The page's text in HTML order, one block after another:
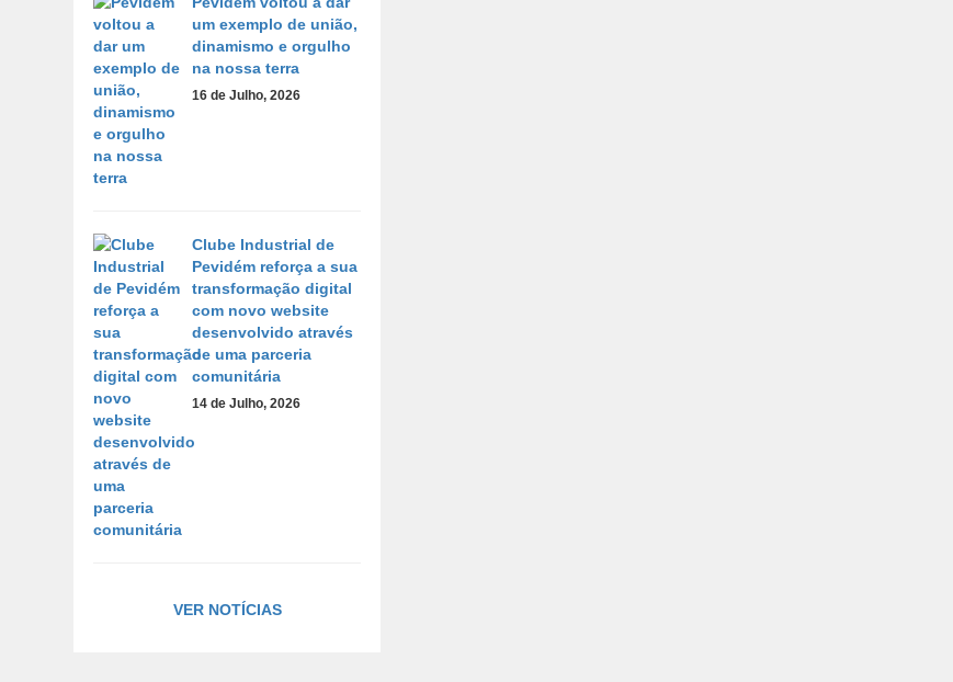
um exemplo de união,
dinamismo e orgulho
na nossa terra
16 de Julho, 2026
Clube Industrial de
Pevidém reforça a sua
transformação digital
com novo website
desenvolvido através
de uma parceria
comunitária
14 de Julho, 2026
VER NOTÍCIAS